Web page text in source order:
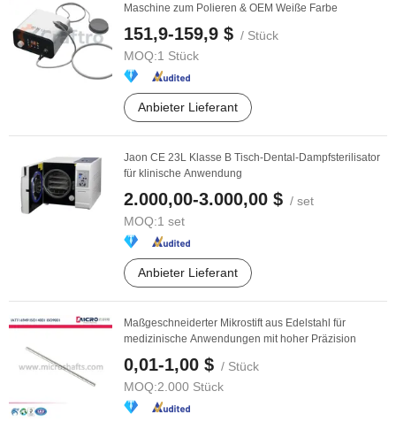
Maschine zum Polieren & OEM Weiße Farbe
151,9-159,9 $ / Stück
MOQ:1 Stück
Anbieter Lieferant
Jaon CE 23L Klasse B Tisch-Dental-Dampfsterilisator
für klinische Anwendung
2.000,00-3.000,00 $ / set
MOQ:1 set
Anbieter Lieferant
Maßgeschneiderter Mikrostift aus Edelstahl für
medizinische Anwendungen mit hoher Präzision
0,01-1,00 $ / Stück
MOQ:2.000 Stück